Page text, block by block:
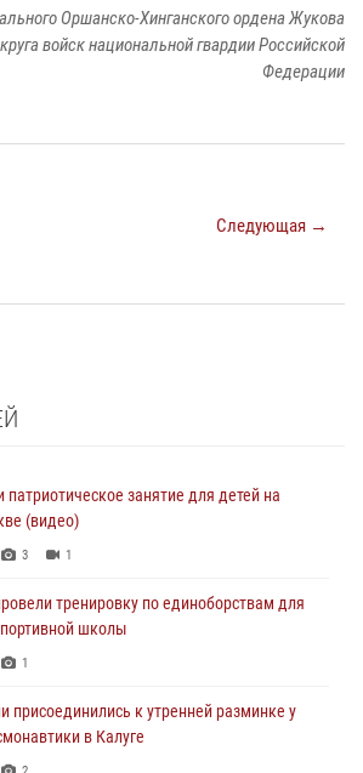
Оршанско-Хинганского ордена Жукова
войск национальной гвардии Российской
Федерации
Следующая →
занятие для детей на
(видео)
3 1
тренировку по единоборствам для
школы
1
присоединились к утренней разминке у
в Калуге